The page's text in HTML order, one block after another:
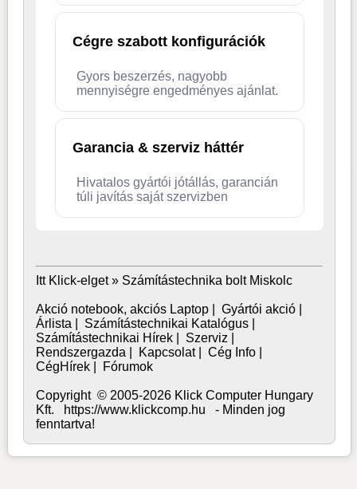
Cégre szabott konfigurációk
Gyors beszerzés, nagyobb
mennyiségre engedményes ajánlat.
Garancia & szerviz háttér
Hivatalos gyártói jótállás, garancián
túli javítás saját szervizben
Itt Klick-elget » Számítástechnika bolt Miskolc
Akció notebook, akciós Laptop |Gyártói akció
Árlista
Számítástechnikai Katalógus
Számítástechnikai Hírek
Szerviz
Rendszergazda
Kapcsolat|Cég Info
CégHírek
Fórumok
Copyright © 2005-2026 Klick Computer Hungary
Kft. https://www.klickcomp.hu - Minden jog
fenntartva!